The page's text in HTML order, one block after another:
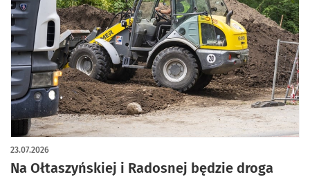
Na Ołtaszyńskiej i Radosnej będzie droga
23.07.2026
artykuł z galerią zdjęć